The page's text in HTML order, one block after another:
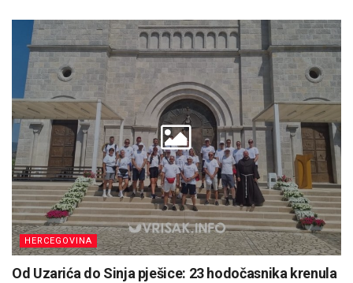
HERCEGOVINA
Od Uzarića do Sinja pješice: 23 hodočasnika krenula